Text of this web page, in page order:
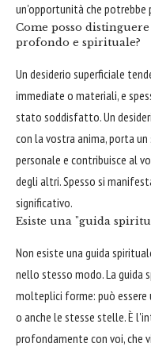
un'opportunità che potrebbe
Come posso
profondo e spirituale?
Un desiderio superficiale
immediate o materiali, e
stato soddisfatto. Un
con la vostra anima, porta
personale e contribuisce al
degli altri. Spesso si
significativo.
Esiste una "guida
Non esiste una guida
nello stesso modo. La guida
molteplici forme: può essere
o anche le stesse stelle. È
profondamente con voi, che